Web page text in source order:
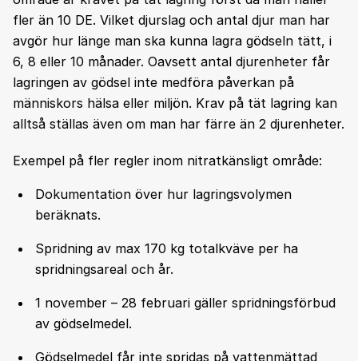
fler än 10 DE. Vilket djurslag och antal djur man har
avgör hur länge man ska kunna lagra gödseln tätt, i
6, 8 eller 10 månader. Oavsett antal djurenheter får
lagringen av gödsel inte medföra påverkan på
människors hälsa eller miljön. Krav på tät lagring kan
alltså ställas även om man har färre än 2 djurenheter.
Exempel på fler regler inom nitratkänsligt område:
Dokumentation över hur lagringsvolymen
beräknats.
Spridning av max 170 kg totalkväve per ha
spridningsareal och år.
1 november – 28 februari gäller spridningsförbud
av gödselmedel.
Gödselmedel får inte spridas på vattenmättad